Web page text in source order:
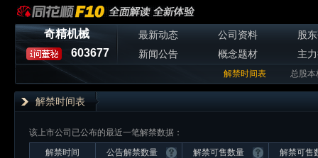
奇精机械
603677
最新动态 公司资料
股
新闻公告
概念题材 主
解禁时间表 总股本
解禁时间表
该上市公司已公布的最近一笔解禁数据：
解禁时间
公告解禁数量 解禁可售数量
解禁可售